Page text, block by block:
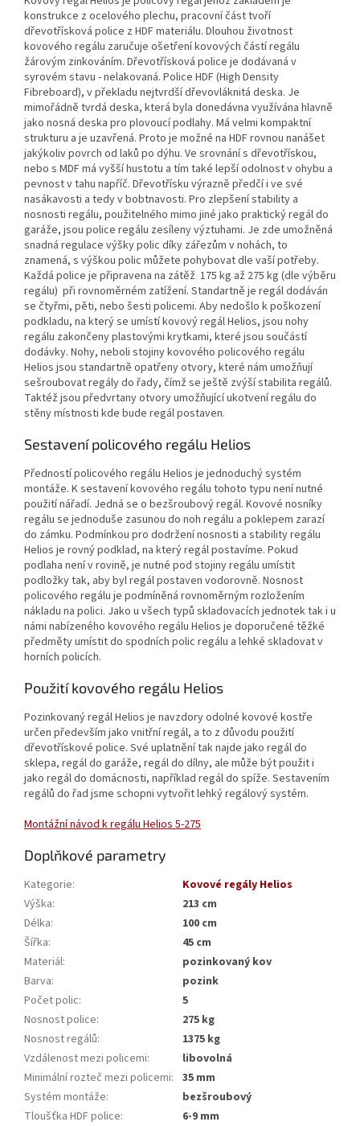
konstrukce z ocelového plechu, pracovní část tvoří
dřevotřísková police z HDF materiálu. Dlouhou životnost
kovového regálu zaručuje ošetření kovových částí regálu
žárovým zinkováním. Dřevotřísková police je dodávaná v
syrovém stavu - nelakovaná. Police HDF (High Density
Fibreboard), v překladu nejtvrdší dřevovláknitá deska. Je
mimořádně tvrdá deska, která byla donedávna využívána hlavně
jako nosná deska pro plovoucí podlahy. Má velmi kompaktní
strukturu a je uzavřená. Proto je možné na HDF rovnou nanášet
jakýkoliv povrch od laků po dýhu. Ve srovnání s dřevotřískou,
nebo s MDF má vyšší hustotu a tím také lepší odolnost v ohybu a
pevnost v tahu napříč. Dřevotřísku výrazně předčí i ve své
nasákavosti a tedy v bobtnavosti. Pro zlepšení stability a
nosnosti regálu, použitelného mimo jiné jako praktický regál do
garáže, jsou police regálu zesíleny výztuhami. Je zde umožněná
snadná regulace výšky polic díky zářezům v nohách, to
znamená, s výškou polic můžete pohybovat dle vaší potřeby.
Každá police je připravena na zátěž 175 kg až 275 kg (dle výběru
regálu) při rovnoměrném zatížení. Standartně je regál dodáván
se čtyřmi, pěti, nebo šesti policemi. Aby nedošlo k poškození
podkladu, na který se umístí kovový regál Helios, jsou nohy
regálu zakončeny plastovými krytkami, které jsou součástí
dodávky. Nohy, neboli stojiny kovového policového regálu
Helios jsou standartně opatřeny otvory, které nám umožňují
sešroubovat regály do řady, čímž se ještě zvýší stabilita regálů.
Taktéž jsou předvrtany otvory umožňující ukotvení regálu do
stěny místnosti kde bude regál postaven.
Sestavení policového regálu Helios
Předností policového regálu Helios je jednoduchý systém
montáže. K sestavení kovového regálu tohoto typu není nutné
použití nářadí. Jedná se o bezšroubový regál. Kovové nosníky
regálu se jednoduše zasunou do noh regálu a poklepem zarazí
do zámku. Podmínkou pro dodržení nosnosti a stability regálu
Helios je rovný podklad, na který regál postavíme. Pokud
podlaha není v rovině, je nutné pod stojiny regálu umístit
podložky tak, aby byl regál postaven vodorovně. Nosnost
policového regálu je podmíněná rovnoměrným rozložením
nákladu na polici. Jako u všech typů skladovacích jednotek tak i u
námi nabízeného kovového regálu Helios je doporučené těžké
předměty umístit do spodních polic regálu a lehké skladovat v
horních policích.
Použití kovového regálu Helios
Pozinkovaný regál Helios je navzdory odolné kovové kostře
určen především jako vnitřní regál, a to z důvodu použití
dřevotřískové police. Své uplatnění tak najde jako regál do
sklepa, regál do garáže, regál do dílny, ale může být použit i
jako regál do domácnosti, například regál do spíže. Sestavením
regálů do řad jsme schopni vytvořit lehký regálový systém.
Montážní návod k regálu Helios 5-275
Doplňkové parametry
Kategorie:
Kovové regály Helios
Výška:
213 cm
Délka:
100 cm
Šířka:
45 cm
Materiál:
pozinkovaný kov
Barva:
pozink
Počet polic:
5
Nosnost police:
275 kg
Nosnost regálů:
1375 kg
Vzdálenost mezi policemi:
libovolná
Minimální rozteč mezi policemi: 35 mm
Systém montáže:
bezšroubový
Tloušťka HDF police:
6-9 mm